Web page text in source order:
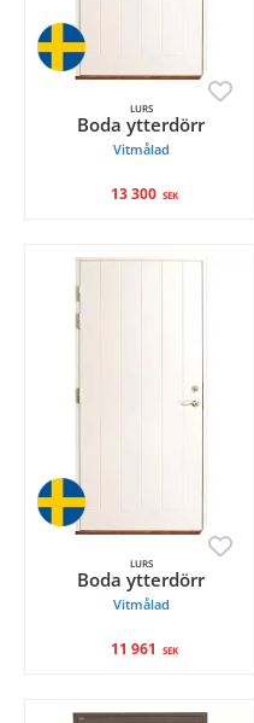
LURS
Boda ytterdörr
Vitmålad
13 300 SEK
LURS
Boda ytterdörr
Vitmålad
11 961 SEK